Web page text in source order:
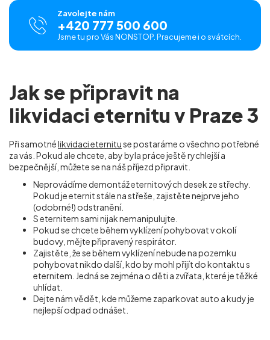
Zavolejte nám
+420 777 500 600
Jsme tu pro Vás NONSTOP. Pracujeme i o svátcích.
Jak se připravit na
likvidaci eternitu v Praze 3
Při samotnélikvidaci eternituse postaráme o všechno potřebné
za vás. Pokud ale chcete, aby byla práce ještě rychlejší a
bezpečnější, můžete se na náš příjezd připravit.
Neprovádíme demontáž eternitových desek ze střechy.
Pokud je eternit stále na střeše, zajistěte nejprve jeho
(odobrné!) odstranění.
S eternitem sami nijak nemanipulujte.
Pokud se chcete během vyklízení pohybovat v okolí
budovy, mějte připravený respirátor.
Zajistěte, že se během vyklízení nebude na pozemku
pohybovat nikdo další, kdo by mohl přijít do kontaktu s
eternitem. Jedná se zejména o děti a zvířata, které je těžké
uhlídat.
Dejte nám vědět, kde můžeme zaparkovat auto a kudy je
nejlepší odpad odnášet.